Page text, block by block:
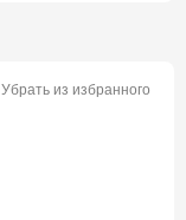
Убрать из избранного